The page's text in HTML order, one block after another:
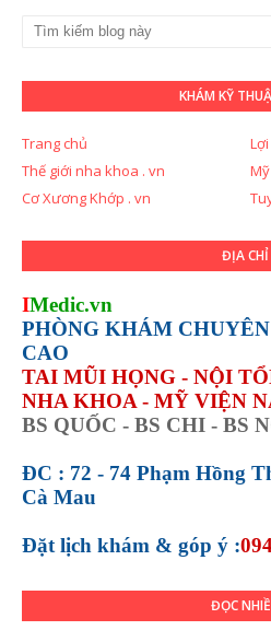
KHÁM KỸ
Trang chủ
Thế giới nha khoa . vn
Cơ Xương Khớp . vn
ĐỊA CHỈ
IMedic.vn
PHÒNG KHÁM
CAO
TAI MŨI HỌNG - NỘI
NHA KHOA - MỸ VIỆN
BS QUỐC - BS CHI - BS
ĐC : 72 - 74 Phạm Hồng
Cà Mau
Đặt lịch khám & góp ý :
ĐỌC